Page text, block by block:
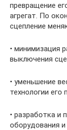
превращение
агрегат. По
сцепление
• минимизация
выключения
• уменьшение
технологии его
• разработка и
оборудования